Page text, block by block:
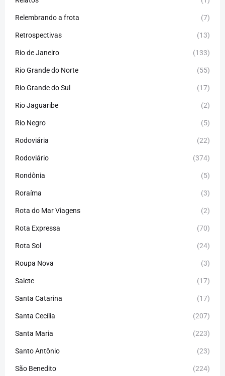
Relembrando a frota (7)
Retrospectivas (13)
Rio de Janeiro (133)
Rio Grande do Norte (55)
Rio Grande do Sul (17)
Rio Jaguaribe (2)
Rio Negro (5)
Rodoviária (22)
Rodoviário (374)
Rondônia (5)
Roraíma (3)
Rota do Mar Viagens (2)
Rota Expressa (70)
Rota Sol (24)
Roupa Nova (3)
Salete (17)
Santa Catarina (17)
Santa Cecília (207)
Santa Maria (223)
Santo Antônio (23)
São Benedito (224)